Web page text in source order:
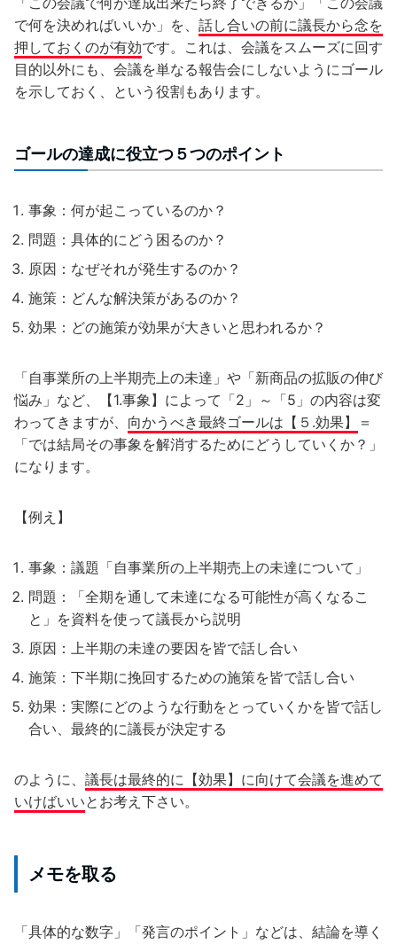
で何を決めればいいか」を、 話し合いの前に議長から念を
押しておくのが有効です。これは、会議をスムーズに回す
目的以外にも、会議を単なる報告会にしないようにゴール
を示しておく、という役割もあります。
ゴールの達成に役立つ５つのポイント
事象：何が起こっているのか？
問題：具体的にどう困るのか？
原因：なぜそれが発生するのか？
施策：どんな解決策があるのか？
効果：どの施策が効果が大きいと思われるか？
「自事業所の上半期売上の未達」や「新商品の拡販の伸び
悩み」など、【1.事象】によって「2」～「5」の内容は変
わってきますが、 向かうべき最終ゴールは【５.効果】
＝
「では結局その事象を解消するためにどうしていくか？」
になります。
【例え】
事象：議題「自事業所の上半期売上の未達について」
問題：「全期を通して未達になる可能性が高くなるこ
と」を資料を使って議長から説明
原因：上半期の未達の要因を皆で話し合い
施策：下半期に挽回するための施策を皆で話し合い
効果：実際にどのような行動をとっていくかを皆で話し
合い、最終的に議長が決定する
のように、 議長は最終的に【効果】に向けて会議を進めて
いけばいいとお考え下さい。
メモを取る
「具体的な数字」「発言のポイント」などは、結論を導く